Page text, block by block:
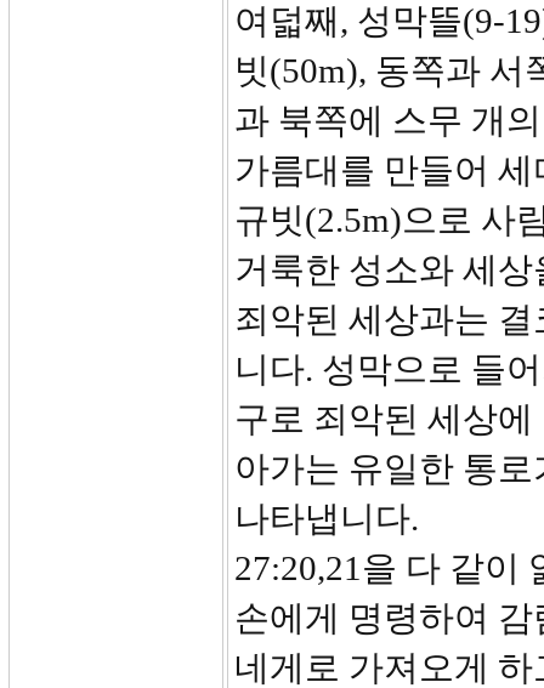
여덟째, 성막뜰(9-
빗(50m), 동쪽과 서
과 북쪽에 스무 개
가름대를 만들어
규빗(2.5m)으로 사
거룩한 성소와 세
죄악된 세상과는
니다. 성막으로 들
구로 죄악된 세상
아가는 유일한 통
나타냅니다.
27:20,21을 다 같이
손에게 명령하여
네게로 가져오게